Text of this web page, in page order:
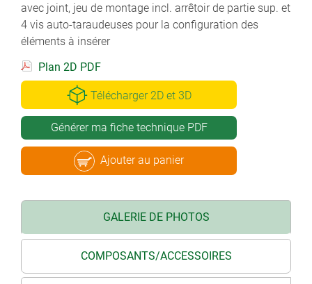
avec joint, jeu de montage incl. arrêtoir de partie sup. et
4 vis auto-taraudeuses pour la configuration des
éléments à insérer
Plan 2D PDF
Télécharger 2D et 3D
Générer ma fiche technique PDF
Ajouter au panier
GALERIE DE PHOTOS
COMPOSANTS/ACCESSOIRES